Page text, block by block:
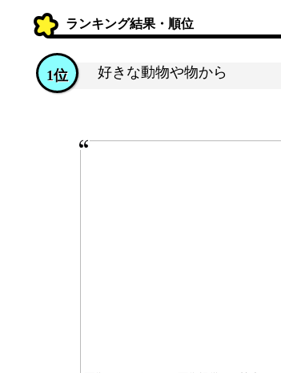
ランキング結果・順位
好きな動物や物から
1位